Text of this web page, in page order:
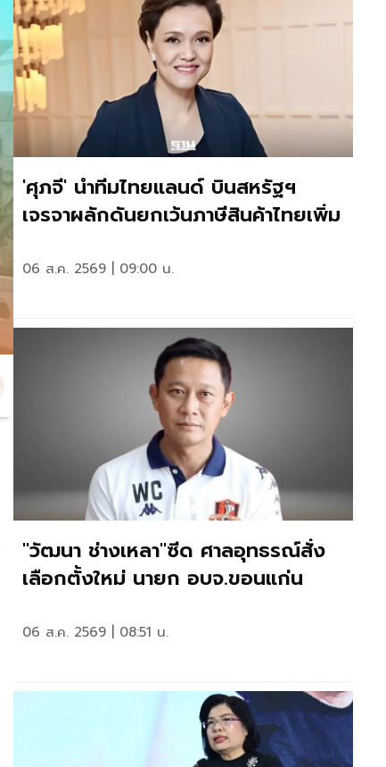
'ศุภจี' นำทีมไทยแลนด์ บินสหรัฐฯ
เจรจาผลักดันยกเว้นภาษีสินค้าไทยเพิ่ม
06 ส.ค. 2569 | 09:00 น.
"วัฒนา ช่างเหลา"ซีด ศาลอุทธรณ์สั่ง
เลือกตั้งใหม่ นายก อบจ.ขอนแก่น
06 ส.ค. 2569 | 08:51 น.